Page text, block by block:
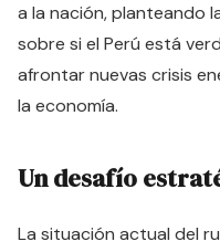
a la nación, planteando
sobre si el Perú está
afrontar nuevas crisis
la economía.
Un desafío
La situación actual del